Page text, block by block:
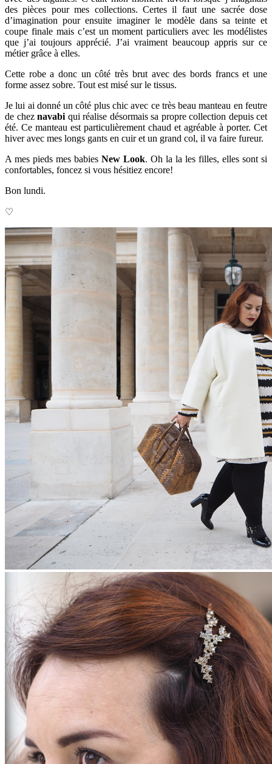
des pièces pour mes collections. Certes il faut une sacrée dose
d’imagination pour ensuite imaginer le modèle dans sa teinte et
coupe finale mais c’est un moment particuliers avec les modélistes
que j’ai toujours apprécié. J’ai vraiment beaucoup appris sur ce
métier grâce à elles.
Cette robe a donc un côté très brut avec des bords francs et une
forme assez sobre. Tout est misé sur le tissus.
Je lui ai donné un côté plus chic avec ce très beau manteau en feutre
de chez navabi qui réalise désormais sa propre collection depuis cet
été. Ce manteau est particulièrement chaud et agréable à porter. Cet
hiver avec mes longs gants en cuir et un grand col, il va faire fureur.
A mes pieds mes babies New Look. Oh la la les filles, elles sont si
confortables, foncez si vous hésitiez encore!
Bon lundi.
♡